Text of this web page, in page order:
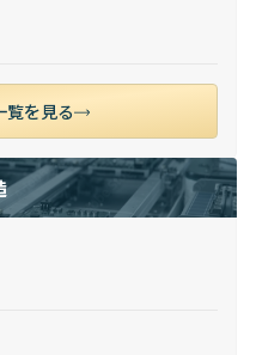
覧を見る